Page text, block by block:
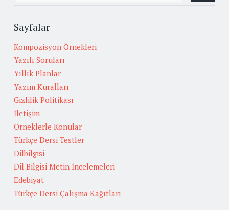
Sayfalar
Kompozisyon Örnekleri
Yazılı Soruları
Yıllık Planlar
Yazım Kuralları
Gizlilik Politikası
İletişim
Örneklerle Konular
Türkçe Dersi Testler
Dilbilgisi
Dil Bilgisi Metin İncelemeleri
Edebiyat
Türkçe Dersi Çalışma Kağıtları